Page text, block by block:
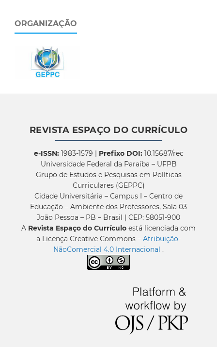
ORGANIZAÇÃO
REVISTA ESPAÇO DO CURRÍCULO
e-ISSN:1983-1579 | Prefixo DOI:10.15687/rec
Universidade Federal da Paraíba – UFPB
Grupo de Estudos e Pesquisas em Políticas
Curriculares (GEPPC)
Cidade Universitária – Campus I – Centro de
Educação – Ambiente dos Professores, Sala 03
João Pessoa – PB – Brasil | CEP: 58051-900
A Revista Espaço do Currículo está licenciada com
a Licença Creative Commons – Atribuição-
NãoComercial 4.0 Internacional .